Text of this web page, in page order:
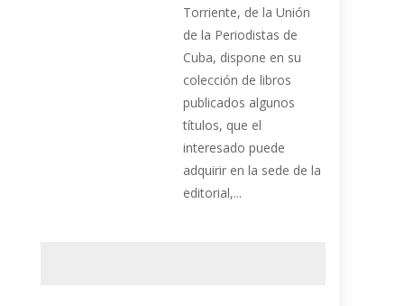
Torriente, de la Unión
de la Periodistas de
Cuba, dispone en su
colección de libros
publicados algunos
títulos, que el
interesado puede
adquirir en la sede de la
editorial,...